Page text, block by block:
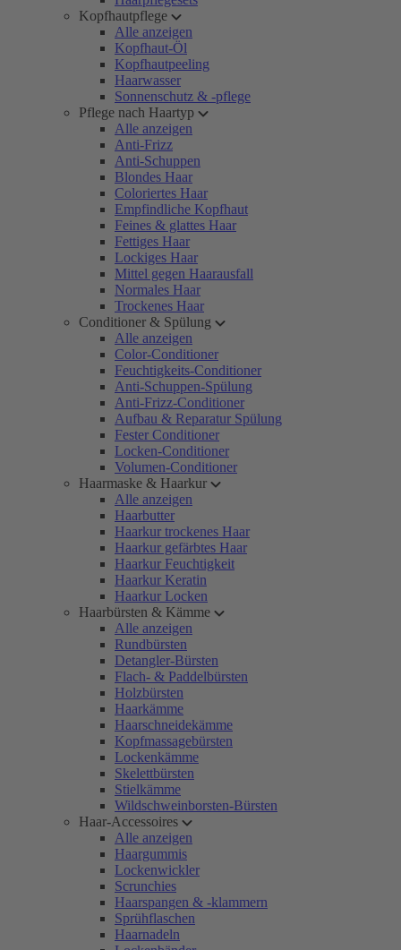
Kopfhautpflege
Alle anzeigen
Kopfhaut-Öl
Kopfhautpeeling
Haarwasser
Sonnenschutz & -pflege
Pflege nach Haartyp
Alle anzeigen
Anti-Frizz
Anti-Schuppen
Blondes Haar
Coloriertes Haar
Empfindliche Kopfhaut
Feines & glattes Haar
Fettiges Haar
Lockiges Haar
Mittel gegen Haarausfall
Normales Haar
Trockenes Haar
Conditioner & Spülung
Alle anzeigen
Color-Conditioner
Feuchtigkeits-Conditioner
Anti-Schuppen-Spülung
Anti-Frizz-Conditioner
Aufbau & Reparatur Spülung
Fester Conditioner
Locken-Conditioner
Volumen-Conditioner
Haarmaske & Haarkur
Alle anzeigen
Haarbutter
Haarkur trockenes Haar
Haarkur gefärbtes Haar
Haarkur Feuchtigkeit
Haarkur Keratin
Haarkur Locken
Haarbürsten & Kämme
Alle anzeigen
Rundbürsten
Detangler-Bürsten
Flach- & Paddelbürsten
Holzbürsten
Haarkämme
Haarschneidekämme
Kopfmassagebürsten
Lockenkämme
Skelettbürsten
Stielkämme
Wildschweinborsten-Bürsten
Haar-Accessoires
Alle anzeigen
Haargummis
Lockenwickler
Scrunchies
Haarspangen & -klammern
Sprühflaschen
Haarnadeln